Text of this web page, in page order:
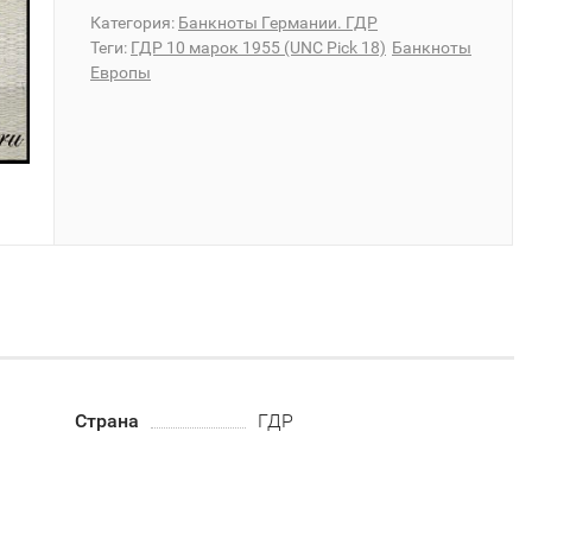
Категория: Банкноты Германии. ГДР
Теги: ГДР 10 марок 1955 (UNC Pick 18) Банкноты
Европы
Страна ГДР